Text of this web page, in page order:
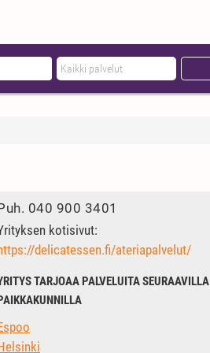
040 900 3401
kotisivut:
delicatessen.fi/ateriapalvelut/
TARJOAA PALVELUITA SEURAAVILLA